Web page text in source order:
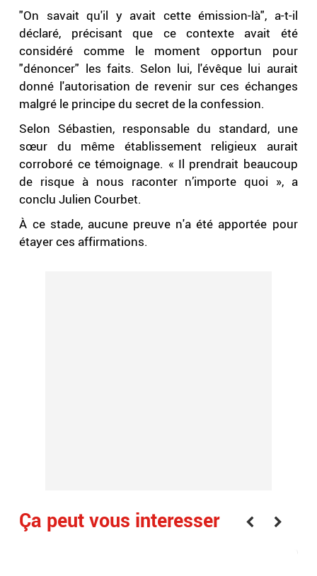
"On savait qu'il y avait cette émission-là", a-t-il
déclaré, précisant que ce contexte avait été
considéré comme le moment opportun pour
"dénoncer" les faits. Selon lui, l'évêque lui aurait
donné l'autorisation de revenir sur ces échanges
malgré le principe du secret de la confession.
Selon Sébastien, responsable du standard, une
sœur du même établissement religieux aurait
corroboré ce témoignage. « Il prendrait beaucoup
de risque à nous raconter n’importe quoi », a
conclu Julien Courbet.
À ce stade, aucune preuve n'a été apportée pour
étayer ces affirmations.
Ça peut vous interesser